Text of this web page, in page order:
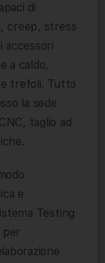
di
creep, stress
accessori
a caldo,
trefoli. Tutto
la sede
taglio ad
e
Testing
per